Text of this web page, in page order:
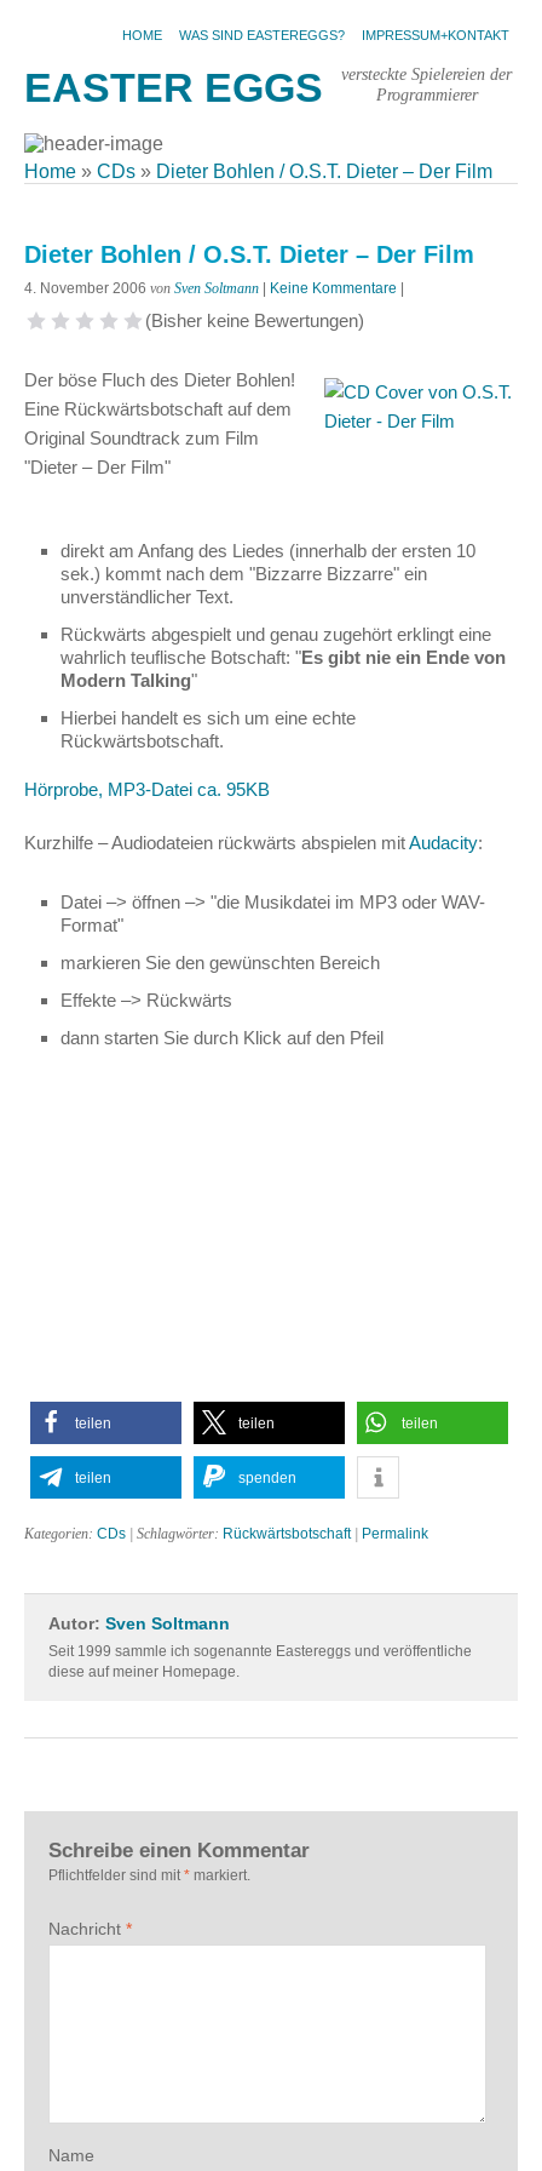
HOME WAS SIND EASTEREGGS? IMPRESSUM+KONTAKT
EASTER EGGS
versteckte Spielereien der
Programmierer
Home » CDs » Dieter Bohlen / O.S.T. Dieter – Der Film
Dieter Bohlen / O.S.T. Dieter – Der Film
4. November 2006 von Sven Soltmann Keine Kommentare
(Bisher keine Bewertungen)
Der böse Fluch des Dieter Bohlen!
Eine Rückwärtsbotschaft auf dem
Original Soundtrack zum Film
"Dieter – Der Film"
direkt am Anfang des Liedes (innerhalb der ersten 10
sek.) kommt nach dem "Bizzarre Bizzarre" ein
unverständlicher Text.
Rückwärts abgespielt und genau zugehört erklingt eine
wahrlich teuflische Botschaft: "Es gibt nie ein Ende von
Modern Talking"
Hierbei handelt es sich um eine echte
Rückwärtsbotschaft.
Hörprobe, MP3-Datei ca. 95KB
Kurzhilfe – Audiodateien rückwärts abspielen mitAudacity:
Datei –> öffnen –> "die Musikdatei im MP3 oder WAV-
Format"
markieren Sie den gewünschten Bereich
Effekte –> Rückwärts
dann starten Sie durch Klick auf den Pfeil
teilen teilen teilen
teilen spenden
Kategorien: CDs | Schlagwörter: Rückwärtsbotschaft| Permalink
Autor: Sven Soltmann
Seit 1999 sammle ich sogenannte Eastereggs und veröffentliche
diese auf meiner Homepage.
Schreibe einen Kommentar
Pflichtfelder sind mit * markiert.
Nachricht *
Name